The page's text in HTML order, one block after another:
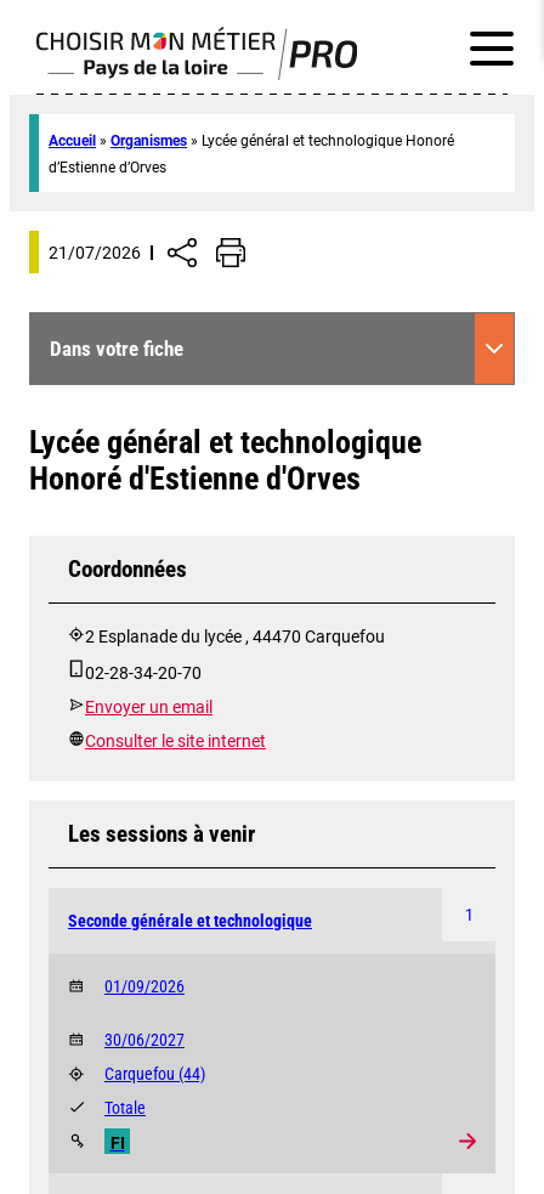
Accueil » Organismes » Lycée général et technologique Honoré
d’Estienne d’Orves
21/07/2026
Dans votre fiche
Lycée général et technologique
Honoré d'Estienne d'Orves
Coordonnées
2 Esplanade du lycée , 44470 Carquefou
02-28-34-20-70
Envoyer un email
Consulter le site internet
Les sessions à venir
1
Seconde générale et technologique
01/09/2026
30/06/2027
Carquefou (44)
FI
Totale